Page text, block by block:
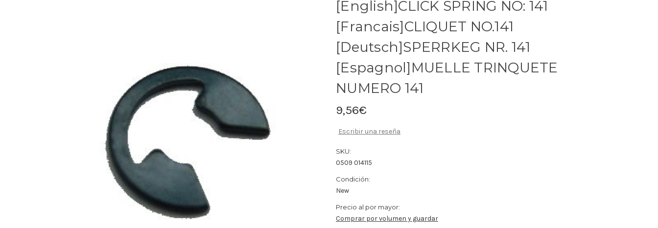
[English]CLICK SPRING NO: 141
[Francais]CLIQUET NO.141
[Deutsch]SPERRKEG NR. 141
[Espagnol]MUELLE TRINQUETE
NUMERO 141
9,56€
Escribir una reseña
SKU:
0509 014115
Condición:
New
Precio al por mayor:
Comprar por volumen y guardar